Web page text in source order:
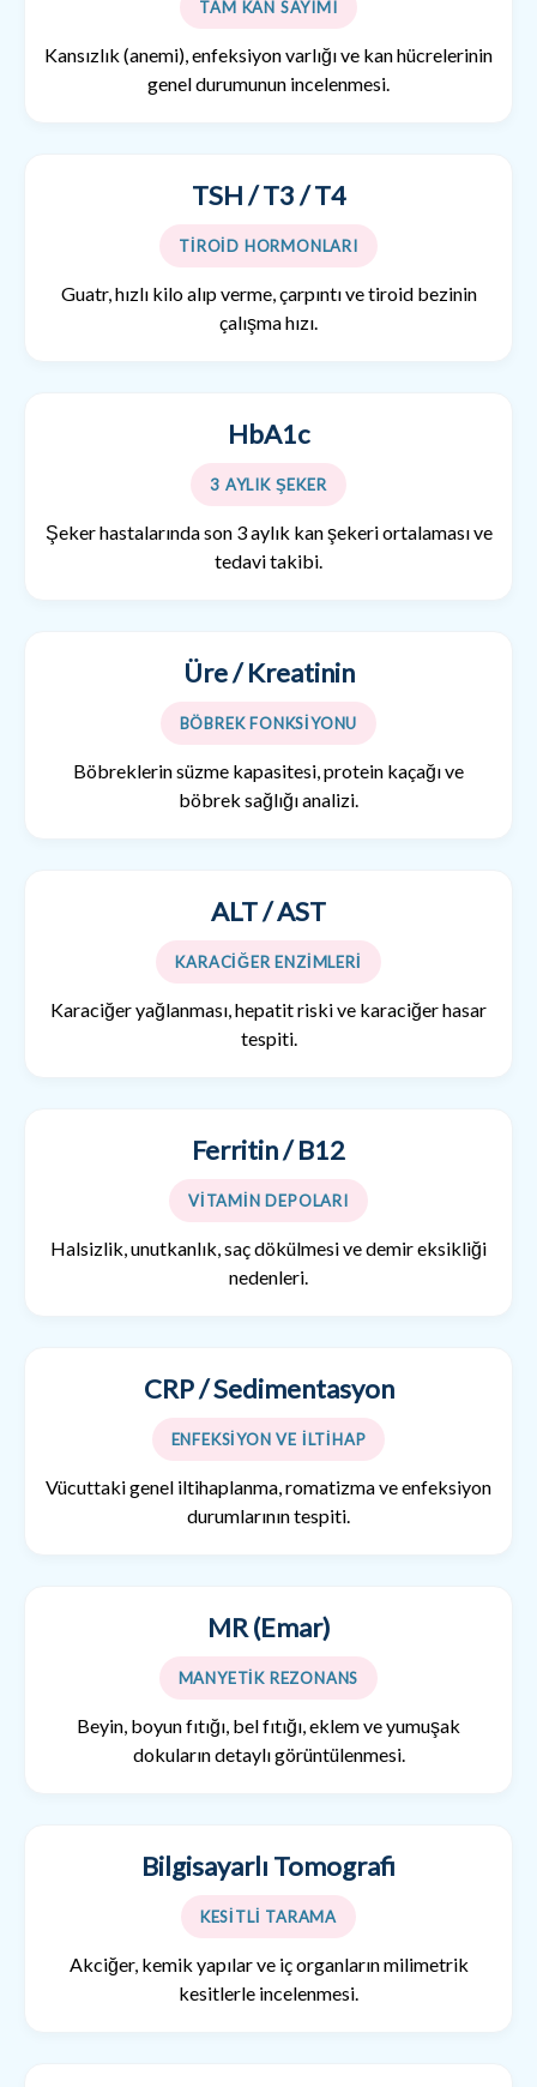
TAM KAN SAYIMI
Kansızlık (anemi), enfeksiyon varlığı ve kan hücrelerinin
genel durumunun incelenmesi.
TSH / T3 / T4
TİROİD HORMONLARI
Guatr, hızlı kilo alıp verme, çarpıntı ve tiroid bezinin
çalışma hızı.
HbA1c
3 AYLIK ŞEKER
Şeker hastalarında son 3 aylık kan şekeri ortalaması ve
tedavi takibi.
Üre / Kreatinin
BÖBREK FONKSİYONU
Böbreklerin süzme kapasitesi, protein kaçağı ve
böbrek sağlığı analizi.
ALT / AST
KARACİĞER ENZİMLERİ
Karaciğer yağlanması, hepatit riski ve karaciğer hasar
tespiti.
Ferritin / B12
VİTAMİN DEPOLARI
Halsizlik, unutkanlık, saç dökülmesi ve demir eksikliği
nedenleri.
CRP / Sedimentasyon
ENFEKSİYON VE İLTİHAP
Vücuttaki genel iltihaplanma, romatizma ve enfeksiyon
durumlarının tespiti.
MR (Emar)
MANYETİK REZONANS
Beyin, boyun fıtığı, bel fıtığı, eklem ve yumuşak
dokuların detaylı görüntülenmesi.
Bilgisayarlı Tomografi
KESİTLİ TARAMA
Akciğer, kemik yapılar ve iç organların milimetrik
kesitlerle incelenmesi.